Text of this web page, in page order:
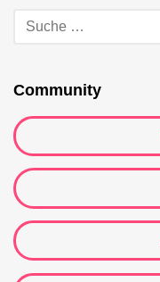
Suche
nach:
Community